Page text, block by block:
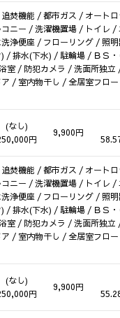
焚機能 / 都市ガス / オート
ニー / 洗濯機置場 / トイレ /
浄便座 / フローリング / 照
/ 排水(下水) / 駐輪場 / ＢＳ
室 / 防犯カメラ / 洗面所独
/ 室内物干し / 全居室フロ
(なし)
円
9,900円
焚機能 / 都市ガス / オート
ニー / 洗濯機置場 / トイレ /
浄便座 / フローリング / 照
/ 排水(下水) / 駐輪場 / ＢＳ
室 / 防犯カメラ / 洗面所独
/ 室内物干し / 全居室フロ
(なし)
円
9,900円